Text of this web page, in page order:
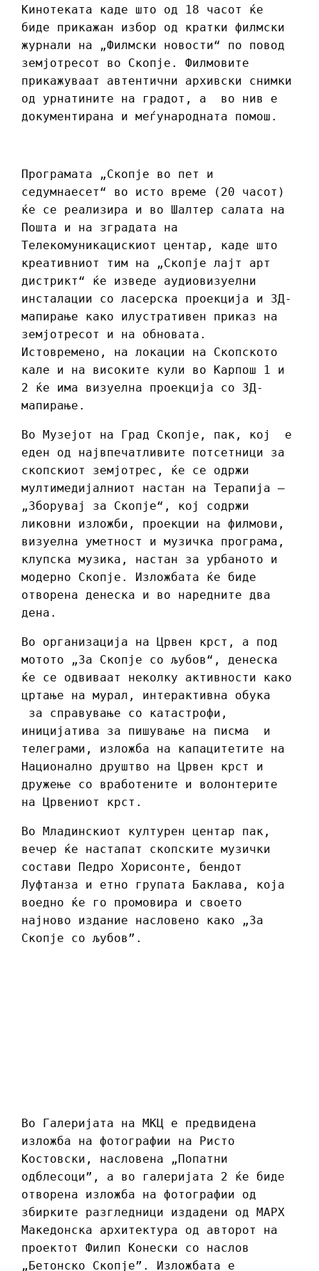
Кинотеката каде што од 18 часот ќе
биде прикажан избор од кратки филмски
журнали на „Филмски новости“ по повод
земјотресот во Скопје. Филмовите
прикажуваат автентични архивски снимки
од урнатините на градот, а во нив е
документирана и меѓународната помош.
Програмата „Скопје во пет и
седумнаесет“ во исто време (20 часот)
ќе се реализира и во Шалтер салата на
Пошта и на зградата на
Телекомуникацискиот центар, каде што
креативниот тим на „Скопје лајт арт
дистрикт“ ќе изведе аудиовизуелни
инсталации со ласерска проекција и 3Д-
мапирање како илустративен приказ на
земјотресот и на обновата.
Истовремено, на локации на Скопското
кале и на високите кули во Карпош 1 и
2 ќе има визуелна проекција со 3Д-
мапирање.
Во Музејот на Град Скопје, пак, кој е
еден од највпечатливите потсетници за
скопскиот земјотрес, ќе се одржи
мултимедијалниот настан на Терапија –
„Зборувај за Скопје“, кој содржи
ликовни изложби, проекции на филмови,
визуелна уметност и музичка програма,
клупска музика, настан за урбаното и
модерно Скопје. Изложбата ќе биде
отворена денеска и во наредните два
дена.
Во организација на Црвен крст, а под
мотото „За Скопје со љубов“, денеска
ќе се одвиваат неколку активности како
цртање на мурал, интерактивна обука
за справување со катастрофи,
иницијатива за пишување на писма и
телеграми, изложба на капацитетите на
Нaционално друштво на Црвен крст и
дружење со вработените и волонтерите
на Црвениот крст.
Во Младинскиот културен центар пак,
вечер ќе настапат скопските музички
состави Педро Хорисонте, бендот
Луфтанза и етно групата Баклава, која
воедно ќе го промовира и своето
најново издание насловено како „За
Скопје со љубов”.
Во Галеријата на МКЦ е предвидена
изложба на фотографии на Ристо
Костовски, насловена „Попатни
одблесоци”, а во галеријата 2 ќе биде
отворена изложба на фотографии од
збирките разгледници издадени од МАРХ
Македонска архитектура од авторот на
проектот Филип Конески со наслов
„Бетонско Скопје”. Изложбата е